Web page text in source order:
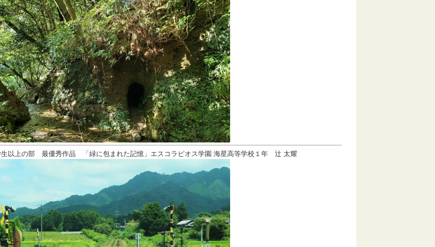
生以上の部 最優秀作品 「緑に包まれた記憶」エスコラピオス学園 海星高等学校１年 辻 太耀